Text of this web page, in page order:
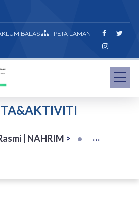
BALAS
PETA LAMAN
| NAHRIM >